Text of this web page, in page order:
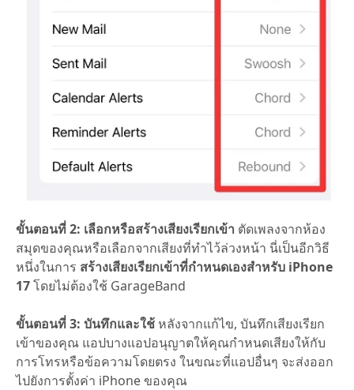
ขั้นตอนที่ 2: เลือกหรือสร้างเสียงเรียกเข้า ตัดเพลงจากห้อง
สมุดของคุณหรือเลือกจากเสียงที่ทำไว้ล่วงหน้า นี่เป็นอีกวิธี
หนึ่งในการ สร้างเสียงเรียกเข้าที่กำหนดเองสำหรับ iPhone
17โดยไม่ต้องใช้ GarageBand
ขั้นตอนที่ 3: บันทึกและใช้ หลังจากแก้ไข, บันทึกเสียงเรียก
เข้าของคุณ แอปบางแอปอนุญาตให้คุณกำหนดเสียงให้กับ
การโทรหรือข้อความโดยตรง ในขณะที่แอปอื่นๆ จะส่งออก
ไปยังการตั้งค่า iPhone ของคุณ